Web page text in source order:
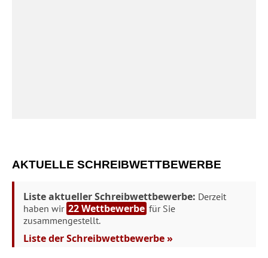
AKTUELLE SCHREIBWETTBEWERBE
Liste aktueller Schreibwettbewerbe: Derzeit
haben wir 22 Wettbewerbe für Sie
zusammengestellt.
Liste der Schreibwettbewerbe »